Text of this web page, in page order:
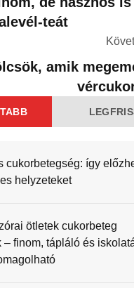
teát
amik
cukorbetegség: így
helyzeteket
ötletek cukorbeteg
– finom, tápláló és